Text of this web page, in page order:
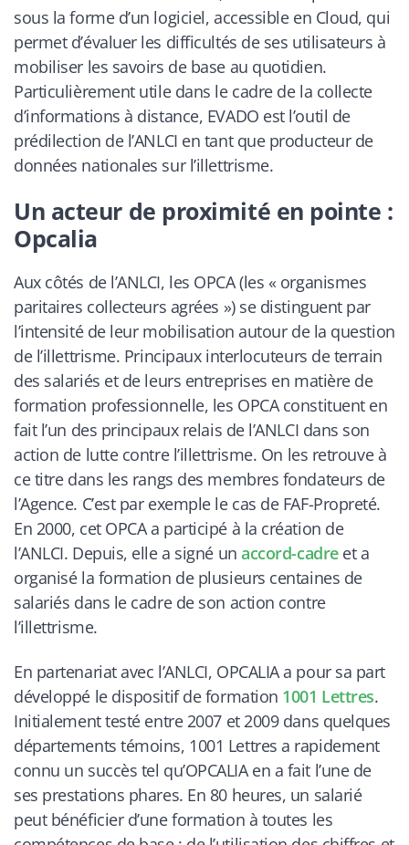
sous la forme d’un logiciel, accessible en Cloud, qui
permet d’évaluer les difficultés de ses utilisateurs à
mobiliser les savoirs de base au quotidien.
Particulièrement utile dans le cadre de la collecte
d’informations à distance, EVADO est l’outil de
prédilection de l’ANLCI en tant que producteur de
données nationales sur l’illettrisme.
Un acteur de proximité en pointe :
Opcalia
Aux côtés de l’ANLCI, les OPCA (les « organismes
paritaires collecteurs agrées ») se distinguent par
l’intensité de leur mobilisation autour de la question
de l’illettrisme. Principaux interlocuteurs de terrain
des salariés et de leurs entreprises en matière de
formation professionnelle, les OPCA constituent en
fait l’un des principaux relais de l’ANLCI dans son
action de lutte contre l’illettrisme. On les retrouve à
ce titre dans les rangs des membres fondateurs de
l’Agence. C’est par exemple le cas de FAF-Propreté.
En 2000, cet OPCA a participé à la création de
l’ANLCI. Depuis, elle a signé unaccord-cadreet a
organisé la formation de plusieurs centaines de
salariés dans le cadre de son action contre
l’illettrisme.
En partenariat avec l’ANLCI, OPCALIA a pour sa part
développé le dispositif de formation 1001 Lettres.
Initialement testé entre 2007 et 2009 dans quelques
départements témoins, 1001 Lettres a rapidement
connu un succès tel qu’OPCALIA en a fait l’une de
ses prestations phares. En 80 heures, un salarié
peut bénéficier d’une formation à toutes les